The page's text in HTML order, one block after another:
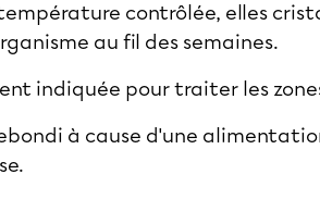
contrôlée, elles
au fil des semaines.
indiquée pour traiter les
à cause d'une